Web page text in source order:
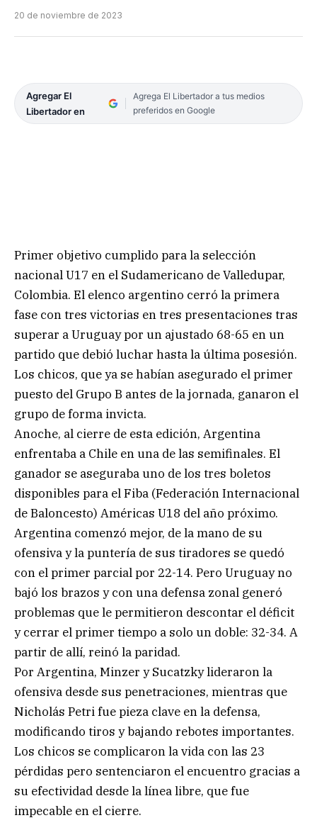
20 de noviembre de 2023
Agregar El
Libertador en
Agrega El Libertador a tus medios
preferidos en Google
Primer objetivo cumplido para la selección
nacional U17 en el Sudamericano de Valledupar,
Colombia. El elenco argentino cerró la primera
fase con tres victorias en tres presentaciones tras
superar a Uruguay por un ajustado 68-65 en un
partido que debió luchar hasta la última posesión.
Los chicos, que ya se habían asegurado el primer
puesto del Grupo B antes de la jornada, ganaron el
grupo de forma invicta.
Anoche, al cierre de esta edición, Argentina
enfrentaba a Chile en una de las semifinales. El
ganador se aseguraba uno de los tres boletos
disponibles para el Fiba (Federación Internacional
de Baloncesto) Américas U18 del año próximo.
Argentina comenzó mejor, de la mano de su
ofensiva y la puntería de sus tiradores se quedó
con el primer parcial por 22-14. Pero Uruguay no
bajó los brazos y con una defensa zonal generó
problemas que le permitieron descontar el déficit
y cerrar el primer tiempo a solo un doble: 32-34. A
partir de allí, reinó la paridad.
Por Argentina, Minzer y Sucatzky lideraron la
ofensiva desde sus penetraciones, mientras que
Nicholás Petri fue pieza clave en la defensa,
modificando tiros y bajando rebotes importantes.
Los chicos se complicaron la vida con las 23
pérdidas pero sentenciaron el encuentro gracias a
su efectividad desde la línea libre, que fue
impecable en el cierre.